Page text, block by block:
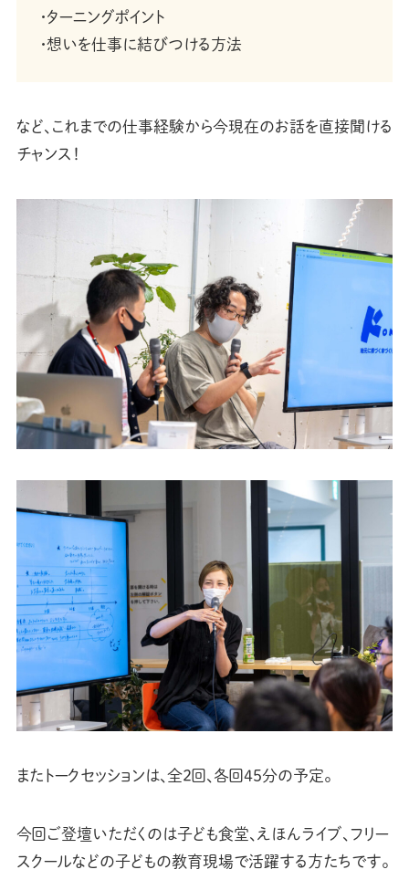
・ターニングポイント
・想いを仕事に結びつける方法
など、これまでの仕事経験から今現在のお話を直接聞ける
チャンス！
またトークセッションは、全2回、各回45分の予定。
今回ご登壇いただくのは子ども食堂、えほんライブ、フリー
スクールなどの子どもの教育現場で活躍する方たちです。